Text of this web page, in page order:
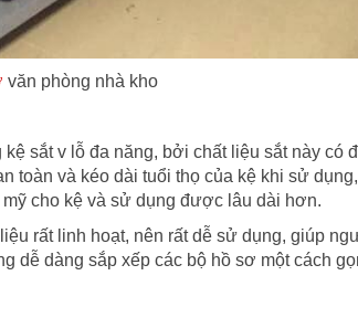
văn phòng nhà kho
sắt v lỗ đa năng, bởi chất liệu sắt này có
và kéo dài tuổi thọ của kệ khi sử
cho kệ và sử dụng được lâu dài hơn.
rất linh hoạt, nên rất dễ sử dụng, giúp
dàng sắp xếp các bộ hồ sơ một cách